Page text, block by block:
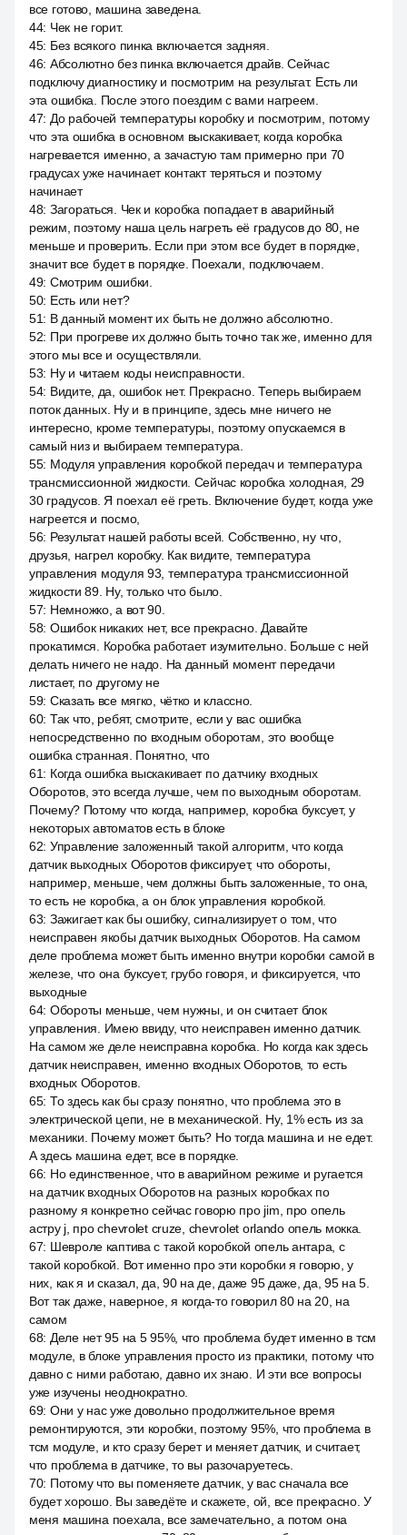
все готово, машина заведена.
44: Чек не горит.
45: Без всякого пинка включается задняя.
46: Абсолютно без пинка включается драйв. Сейчас
подключу диагностику и посмотрим на результат. Есть ли
эта ошибка. После этого поездим с вами нагреем.
47: До рабочей температуры коробку и посмотрим, потому
что эта ошибка в основном выскакивает, когда коробка
нагревается именно, а зачастую там примерно при 70
градусах уже начинает контакт теряться и поэтому
начинает
48: Загораться. Чек и коробка попадает в аварийный
режим, поэтому наша цель нагреть её градусов до 80, не
меньше и проверить. Если при этом все будет в порядке,
значит все будет в порядке. Поехали, подключаем.
49: Смотрим ошибки.
50: Есть или нет?
51: В данный момент их быть не должно абсолютно.
52: При прогреве их должно быть точно так же, именно для
этого мы все и осуществляли.
53: Ну и читаем коды неисправности.
54: Видите, да, ошибок нет. Прекрасно. Теперь выбираем
поток данных. Ну и в принципе, здесь мне ничего не
интересно, кроме температуры, поэтому опускаемся в
самый низ и выбираем температура.
55: Модуля управления коробкой передач и температура
трансмиссионной жидкости. Сейчас коробка холодная, 29
30 градусов. Я поехал её греть. Включение будет, когда уже
нагреется и посмо,
56: Результат нашей работы всей. Собственно, ну что,
друзья, нагрел коробку. Как видите, температура
управления модуля 93, температура трансмиссионной
жидкости 89. Ну, только что было.
57: Немножко, а вот 90.
58: Ошибок никаких нет, все прекрасно. Давайте
прокатимся. Коробка работает изумительно. Больше с ней
делать ничего не надо. На данный момент передачи
листает, по другому не
59: Сказать все мягко, чётко и классно.
60: Так что, ребят, смотрите, если у вас ошибка
непосредственно по входным оборотам, это вообще
ошибка странная. Понятно, что
61: Когда ошибка выскакивает по датчику входных
Оборотов, это всегда лучше, чем по выходным оборотам.
Почему? Потому что когда, например, коробка буксует, у
некоторых автоматов есть в блоке
62: Управление заложенный такой алгоритм, что когда
датчик выходных Оборотов фиксирует, что обороты,
например, меньше, чем должны быть заложенные, то она,
то есть не коробка, а он блок управления коробкой.
63: Зажигает как бы ошибку, сигнализирует о том, что
неисправен якобы датчик выходных Оборотов. На самом
деле проблема может быть именно внутри коробки самой в
железе, что она буксует, грубо говоря, и фиксируется, что
выходные
64: Обороты меньше, чем нужны, и он считает блок
управления. Имею ввиду, что неисправен именно датчик.
На самом же деле неисправна коробка. Но когда как здесь
датчик неисправен, именно входных Оборотов, то есть
входных Оборотов.
65: То здесь как бы сразу понятно, что проблема это в
электрической цепи, не в механической. Ну, 1% есть из за
механики. Почему может быть? Но тогда машина и не едет.
А здесь машина едет, все в порядке.
66: Но единственное, что в аварийном режиме и ругается
на датчик входных Оборотов на разных коробках по
разному я конкретно сейчас говорю про jim, про опель
астру j, про chevrolet cruze, chevrolet orlando опель мокка.
67: Шевроле каптива с такой коробкой опель антара, с
такой коробкой. Вот именно про эти коробки я говорю, у
них, как я и сказал, да, 90 на де, даже 95 даже, да, 95 на 5.
Вот так даже, наверное, я когда-то говорил 80 на 20, на
самом
68: Деле нет 95 на 5 95%, что проблема будет именно в тсм
модуле, в блоке управления просто из практики, потому что
давно с ними работаю, давно их знаю. И эти все вопросы
уже изучены неоднократно.
69: Они у нас уже довольно продолжительное время
ремонтируются, эти коробки, поэтому 95%, что проблема в
тсм модуле, и кто сразу берет и меняет датчик, и считает,
что проблема в датчике, то вы разочаруетесь.
70: Потому что вы поменяете датчик, у вас сначала все
будет хорошо. Вы заведёте и скажете, ой, все прекрасно. У
меня машина поехала, все замечательно, а потом она